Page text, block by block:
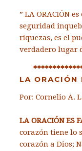
” LA ORACIÓN
seguridad
riquezas, es el
verdadero lugar
LA ORACIÓN
Por: Cornelio A.
LA ORACIÓN ES
corazón tiene lo
corazón a Dios;